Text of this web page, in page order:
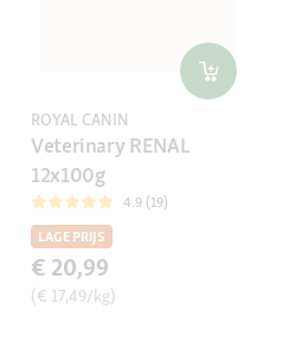
ROYAL CANIN
Veterinary RENAL
12x100g
4.9 (19)
LAGE PRIJS
€ 20,99
(€ 17,49/kg)